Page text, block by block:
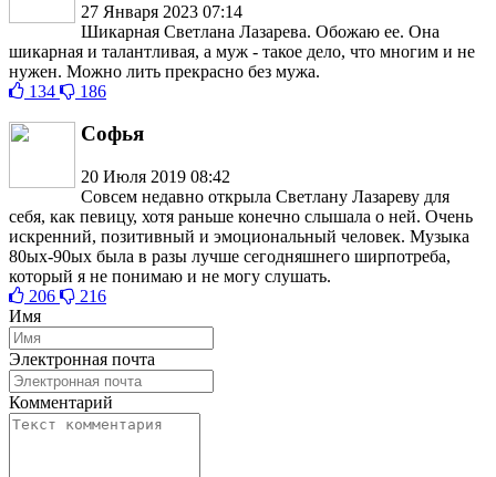
27 Января 2023 07:14
Шикарная Светлана Лазарева. Обожаю ее. Она
шикарная и талантливая, а муж - такое дело, что многим и не
нужен. Можно лить прекрасно без мужа.
134
186
Софья
20 Июля 2019 08:42
Совсем недавно открыла Светлану Лазареву для
себя, как певицу, хотя раньше конечно слышала о ней. Очень
искренний, позитивный и эмоциональный человек. Музыка
80ых-90ых была в разы лучше сегодняшнего ширпотреба,
который я не понимаю и не могу слушать.
206
216
Имя
Электронная почта
Комментарий